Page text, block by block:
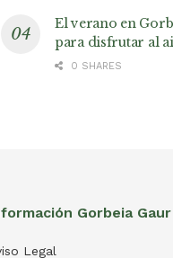
El verano en
para disfrutar al
0 SHARES
Gorbeia Gaur
Legal